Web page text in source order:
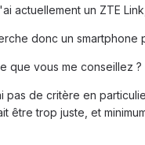
actuellement un ZTE
donc un smartphone
que vous me conseillez ?
pas de critère en
être trop juste, et